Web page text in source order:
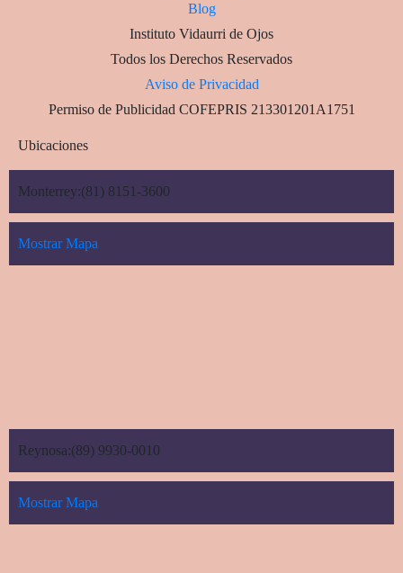
Blog
Instituto Vidaurri de Ojos
Todos los Derechos Reservados
Aviso de Privacidad
Permiso de Publicidad COFEPRIS 213301201A1751
Ubicaciones
Monterrey:(81) 8151-3600
Mostrar Mapa
Reynosa:(89) 9930-0010
Mostrar Mapa